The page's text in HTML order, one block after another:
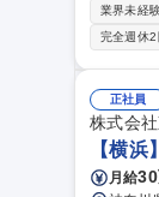
ーをはが
目印づけ
す。 ※業務内
城】製造
業界未経
完全週休2
正社員
株式会
【横
月給